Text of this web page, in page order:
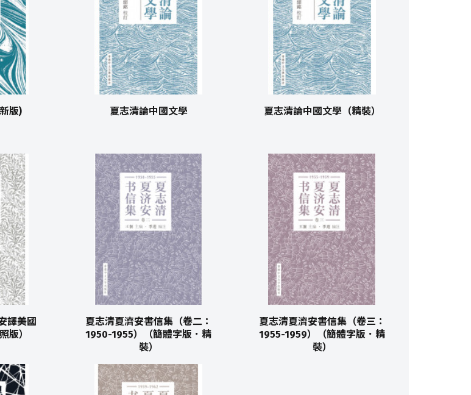
版) 夏志清論中國文學 夏志清論中國文學（精裝）
譯美國
版）
夏志清夏濟安書信集（卷二：
1950-1955）（簡體字版．精
裝）
夏志清夏濟安書信集（卷三：
1955-1959）（簡體字版．精
裝）